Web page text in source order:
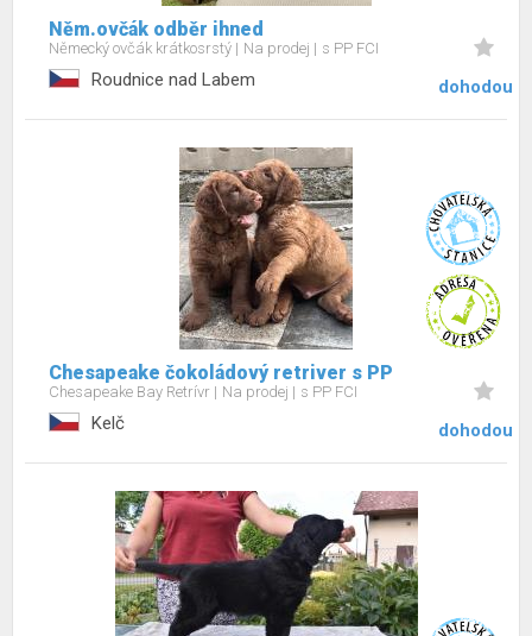
Něm.ovčák odběr ihned
Německý ovčák krátkosrstý Na prodej s PP FCI
Roudnice nad Labem dohodou
Chesapeake čokoládový retriver s PP
Chesapeake Bay Retrívr Na prodej s PP FCI
Kelč dohodou